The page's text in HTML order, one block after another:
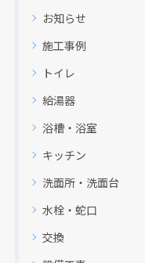
お知らせ
施工事例
トイレ
給湯器
浴槽・浴室
キッチン
洗面所・洗面台
水栓・蛇口
交換